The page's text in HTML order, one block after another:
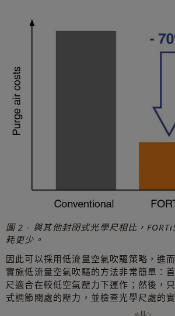
圖 2 - 與其他封閉式光學尺相比，
耗更少。
因此可以採用低流量空氣吹驅策略，進
實施低流量空氣吹驅的方法非常簡單：
尺適合在較低空氣壓力下運作；然後，
式調節閥處的壓力，並檢查光學尺處的